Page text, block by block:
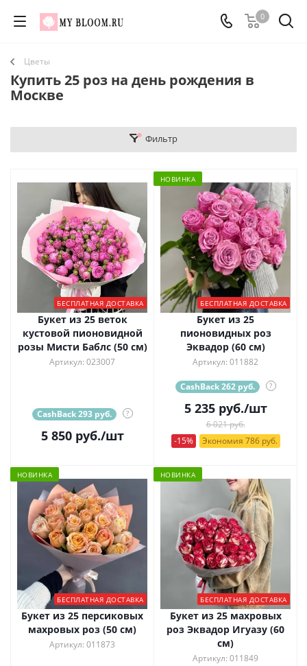
0
Цветы
Купить 25 роз на день рождения в
Москве
Фильтр
БЕСПЛАТНАЯ ДОСТАВКА
Букет из 25 веток
кустовой пионовидной
розы Мисти Баблс (50 см)
Артикул: 023007
CashBack 293 руб. ?
5 850руб./шт
НОВИНКА
БЕСПЛАТНАЯ ДОСТАВКА
Букет из 25
пионовидных роз
Эквадор (60 см)
Артикул: 011882
CashBack 262 руб. ?
5 235руб./шт
6 021 руб.
-15%
Экономия 786 руб.
НОВИНКА
БЕСПЛАТНАЯ ДОСТАВКА
Букет из 25 персиковых
махровых роз (50 см)
Артикул: 011873
НОВИНКА
БЕСПЛАТНАЯ ДОСТАВКА
Букет из 25 махровых
роз Эквадор Игуазу (60
см)
Артикул: 011849